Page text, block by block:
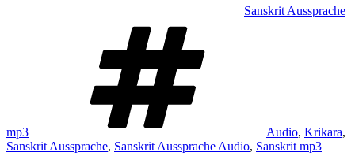
Sanskrit Aussprache
mp3 Audio, Krikara,
Sanskrit Aussprache, Sanskrit Aussprache Audio, Sanskrit mp3